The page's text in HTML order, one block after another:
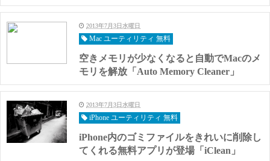
2013年7月3日水曜日
Mac ユーティリティ 無料
空きメモリが少なくなると自動でMacのメ
モリを解放「Auto Memory Cleaner」
2013年7月3日水曜日
iPhone ユーティリティ 無料
iPhone内のゴミファイルをきれいに削除し
てくれる無料アプリが登場「iClean」